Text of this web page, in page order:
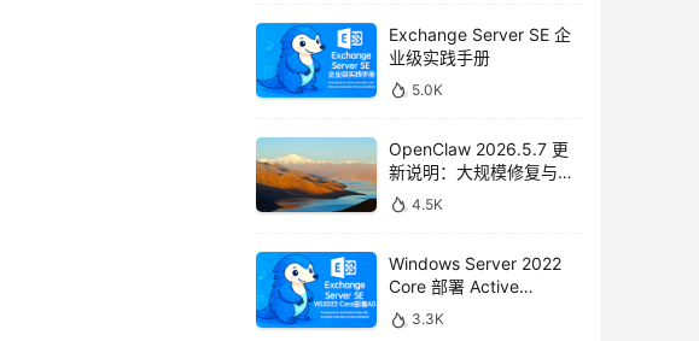
Exchange Server SE 企
业级实践手册
5.0K
OpenClaw 2026.5.7 更
新说明：大规模修复与功
能增强
4.5K
Windows Server 2022
Core 部署 Active
Directory 全流程指南
3.3K